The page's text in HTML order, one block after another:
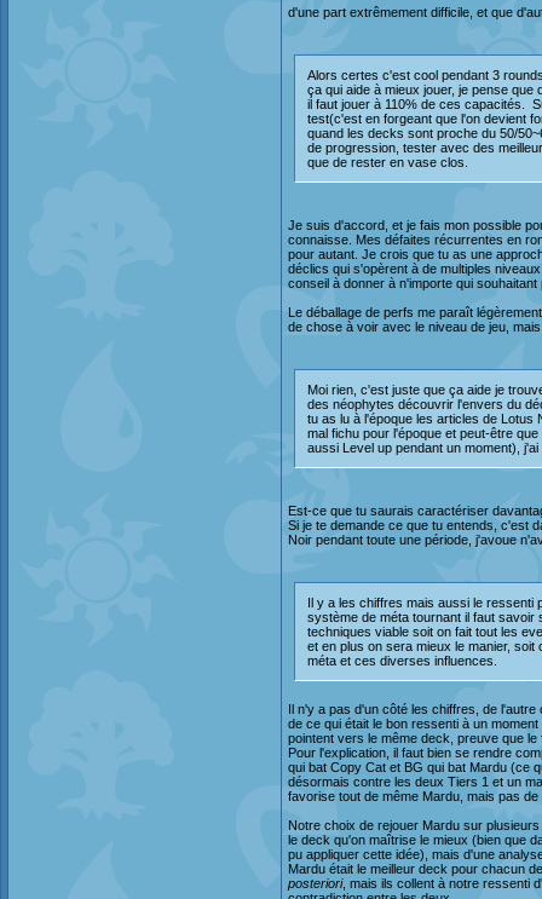
d'une part extrêmement difficile, et que
Alors certes c'est cool pendant 3
ça qui aide à mieux jouer, je pense
il faut jouer à 110% de ces capacités.
test(c'est en forgeant que l'on devient
quand les decks sont proche du 50/
de progression, tester avec des
que de rester en vase clos.
Je suis d'accord, et je fais mon possible
connaisse. Mes défaites récurrentes en
pour autant. Je crois que tu as une
déclics qui s'opèrent à de multiples
conseil à donner à n'importe qui
Le déballage de perfs me paraît
de chose à voir avec le niveau de jeu,
Moi rien, c'est juste que ça aide je
des néophytes découvrir l'envers du
tu as lu à l'époque les articles de Lotus
mal fichu pour l'époque et peut-être
aussi Level up pendant un moment),
Est-ce que tu saurais caractériser
Si je te demande ce que tu entends, c'est
Noir pendant toute une période, j'avoue
Il y a les chiffres mais aussi le ressenti
système de méta tournant il faut savoir
techniques viable soit on fait tout les
et en plus on sera mieux le manier,
méta et ces diverses influences.
Il n'y a pas d'un côté les chiffres, de
de ce qui était le bon ressenti à un
pointent vers le même deck, preuve que
Pour l'explication, il faut bien se rendre
qui bat Copy Cat et BG qui bat Mardu (ce
désormais contre les deux Tiers 1 et un
favorise tout de même Mardu, mais pas de
Notre choix de rejouer Mardu sur
le deck qu'on maîtrise le mieux (bien que
pu appliquer cette idée), mais d'une
Mardu était le meilleur deck pour chacun
posteriori, mais ils collent à notre ressenti